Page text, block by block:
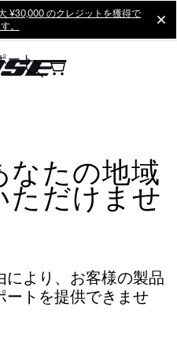
¥30,000 のクレジットを獲得で
。
ート
なたの地域
ただけませ
より、お客様の製品
ートを提供できませ